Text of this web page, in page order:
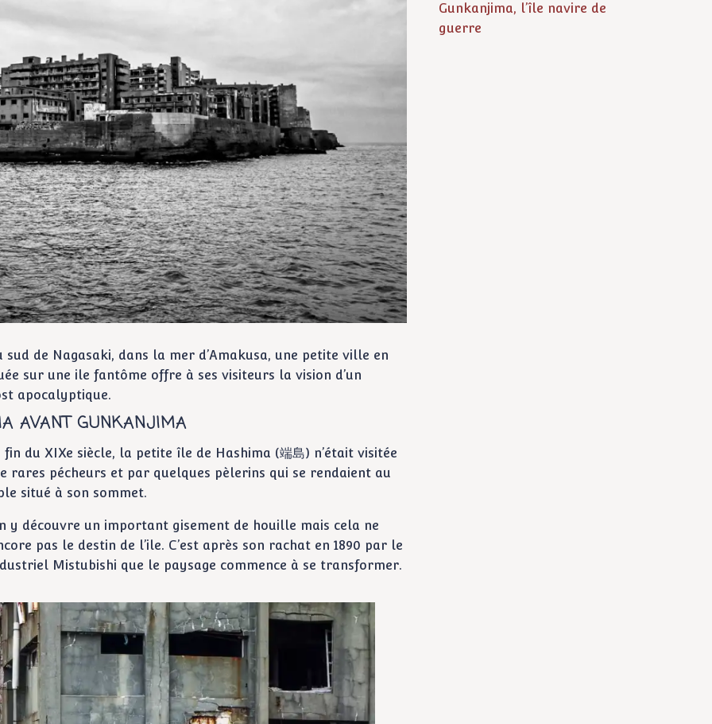
sud de Nagasaki, dans la mer d’Amakusa, une petite ville en
sur une ile fantôme offre à ses visiteurs la vision d’un
apocalyptique.
AVANT GUNKANJIMA
fin du XIXe siècle, la petite île de Hashima (端島) n’était visitée
rares pécheurs et par quelques pèlerins qui se rendaient au
situé à son sommet.
y découvre un important gisement de houille mais cela ne
pas le destin de l’ile. C’est après son rachat en 1890 par le
Mistubishi que le paysage commence à se transformer.
Gunkanjima, l’île navire de
guerre